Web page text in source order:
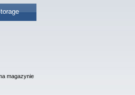
magazynie